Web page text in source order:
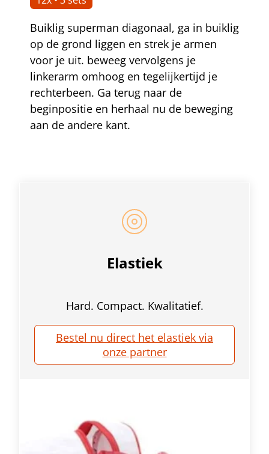
Buiklig superman diagonaal, ga in buiklig
op de grond liggen en strek je armen
voor je uit. beweeg vervolgens je
linkerarm omhoog en tegelijkertijd je
rechterbeen. Ga terug naar de
beginpositie en herhaal nu de beweging
aan de andere kant.
Elastiek
Hard. Compact. Kwalitatief.
Bestel nu direct het elastiek via
onze partner